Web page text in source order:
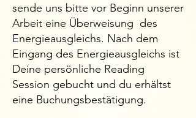
sende uns bitte vor Beginn unserer
Arbeit eine Überweisung des
Energieausgleichs. Nach dem
Eingang des Energieausgleichs ist
Deine persönliche Reading
Session gebucht und du erhältst
eine Buchungsbestätigung.